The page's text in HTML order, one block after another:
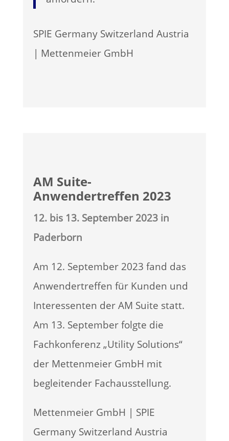
SPIE Germany Switzerland Austria
| Mettenmeier GmbH
AM Suite-
Anwendertreffen 2023
12. bis 13. September 2023 in
Paderborn
Am 12. September 2023 fand das
Anwendertreffen für Kunden und
Interessenten der AM Suite statt.
Am 13. September folgte die
Fachkonferenz „Utility Solutions“
der Mettenmeier GmbH mit
begleitender Fachausstellung.
Mettenmeier GmbH | SPIE
Germany Switzerland Austria